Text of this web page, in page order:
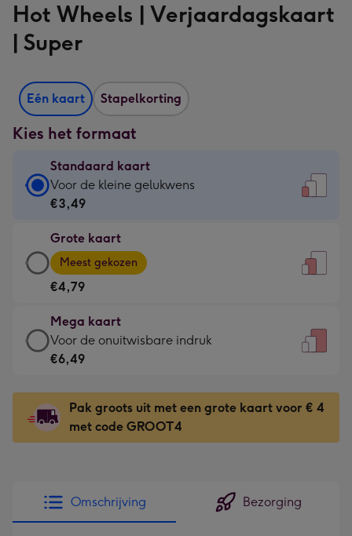
Hot Wheels | Verjaardagskaart
| Super
Eén kaart Stapelkorting
Kies het formaat
Standaard kaart
Standaard
kaart
€3,49
-
Voor
kleine
gelukwens
-
120
x
160
mm
Voor de kleine gelukwens
€3,49
Grote kaart
Grote
kaart
-
€4,79
-
Meest
gekozen
Dimensions:
167
x
Meest gekozen
€4,79
Mega kaart
Mega
kaart
€6,49
-
Voor
-
Dimensions:
Voor de onuitwisbare indruk
€6,49
Pak groots uit met een grote kaart voor € 4
met code GROOT4
Omschrijving Bezorging